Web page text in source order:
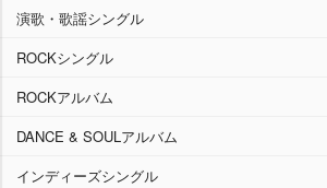
演歌・歌謡シングル
ROCKシングル
ROCKアルバム
DANCE & SOULアルバム
インディーズシングル